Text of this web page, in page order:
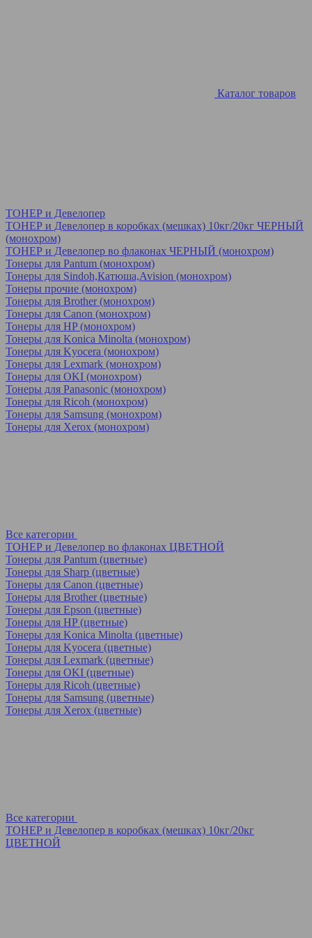
Каталог товаров
ТОНЕР и Девелопер
ТОНЕР и Девелопер в коробках (мешках) 10кг/20кг ЧЕРНЫЙ
(монохром)
ТОНЕР и Девелопер во флаконах ЧЕРНЫЙ (монохром)
Тонеры для Pantum (монохром)
Тонеры для Sindoh,Катюша,Avision (монохром)
Тонеры прочие (монохром)
Тонеры для Brother (монохром)
Тонеры для Canon (монохром)
Тонеры для HP (монохром)
Тонеры для Konica Minolta (монохром)
Тонеры для Kyocera (монохром)
Тонеры для Lexmark (монохром)
Тонеры для OKI (монохром)
Тонеры для Panasonic (монохром)
Тонеры для Ricoh (монохром)
Тонеры для Samsung (монохром)
Тонеры для Xerox (монохром)
Все категории
ТОНЕР и Девелопер во флаконах ЦВЕТНОЙ
Тонеры для Pantum (цветные)
Тонеры для Sharp (цветные)
Тонеры для Canon (цветные)
Тонеры для Brother (цветные)
Тонеры для Epson (цветные)
Тонеры для HP (цветные)
Тонеры для Konica Minolta (цветные)
Тонеры для Kyocera (цветные)
Тонеры для Lexmark (цветные)
Тонеры для OKI (цветные)
Тонеры для Ricoh (цветные)
Тонеры для Samsung (цветные)
Тонеры для Xerox (цветные)
Все категории
ТОНЕР и Девелопер в коробках (мешках) 10кг/20кг
ЦВЕТНОЙ